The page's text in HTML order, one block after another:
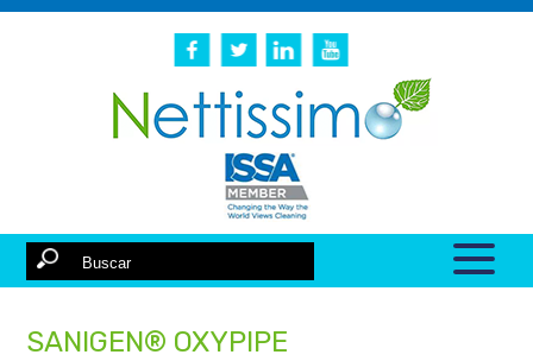
SANIGEN® OXYPIPE